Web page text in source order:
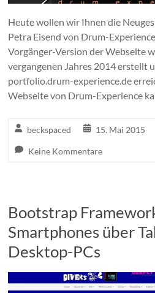
Heute wollen wir Ihnen die
Petra Eisend von Drum-
Vorgänger-Version der Webseite
vergangenen Jahres 2014 erstellt
portfolio.drum-experience.de
Webseite von Drum-Experience
beckspaced 15. Mai 2015
Keine Kommentare
Bootstrap
Smartphones über
Desktop-PCs